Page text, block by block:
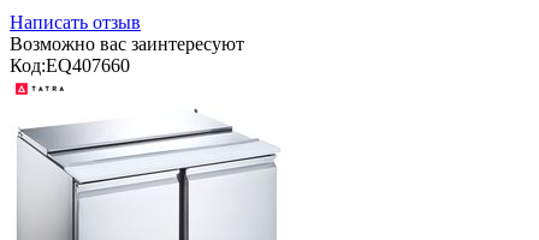
Написать отзыв
Возможно вас заинтересуют
Код:EQ407660